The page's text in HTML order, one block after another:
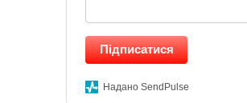
Підписатися
Надано SendPulse